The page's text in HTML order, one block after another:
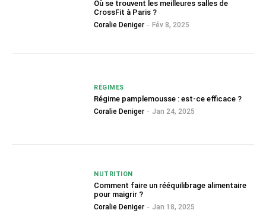
Où se trouvent les meilleures salles de
CrossFit à Paris ?
Coralie Deniger - Fév 8, 2025
RÉGIMES
Régime pamplemousse : est-ce efficace ?
Coralie Deniger - Jan 24, 2025
NUTRITION
Comment faire un rééquilibrage alimentaire
pour maigrir ?
Coralie Deniger - Jan 18, 2025